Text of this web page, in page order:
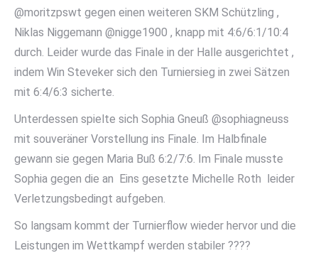
@moritzpswt gegen einen weiteren SKM Schützling ,
Niklas Niggemann @nigge1900 , knapp mit 4:6/6:1/10:4
durch. Leider wurde das Finale in der Halle ausgerichtet ,
indem Win Steveker sich den Turniersieg in zwei Sätzen
mit 6:4/6:3 sicherte.
Unterdessen spielte sich Sophia Gneuß @sophiagneuss
mit souveräner Vorstellung ins Finale. Im Halbfinale
gewann sie gegen Maria Buß 6:2/7:6. Im Finale musste
Sophia gegen die an Eins gesetzte Michelle Roth leider
Verletzungsbedingt aufgeben.
So langsam kommt der Turnierflow wieder hervor und die
Leistungen im Wettkampf werden stabiler ????